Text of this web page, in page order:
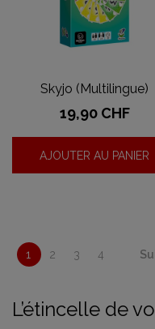
Skyjo (Multilingue)
Prix
19,90 CHF
AJOUTER AU PANIER
1 2 3 4
L’étincelle de